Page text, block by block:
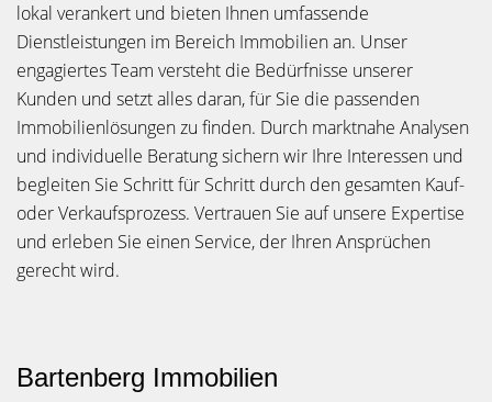
lokal verankert und bieten Ihnen umfassende
Dienstleistungen im Bereich Immobilien an. Unser
engagiertes Team versteht die Bedürfnisse unserer
Kunden und setzt alles daran, für Sie die passenden
Immobilienlösungen zu finden. Durch marktnahe Analysen
und individuelle Beratung sichern wir Ihre Interessen und
begleiten Sie Schritt für Schritt durch den gesamten Kauf-
oder Verkaufsprozess. Vertrauen Sie auf unsere Expertise
und erleben Sie einen Service, der Ihren Ansprüchen
gerecht wird.
Bartenberg Immobilien